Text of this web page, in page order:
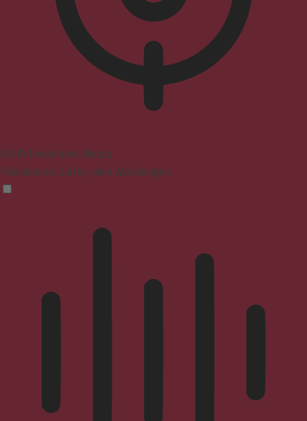
ADHD-freundlicher Modus
Fokussiertes Surfen, ohne Ablenkungen